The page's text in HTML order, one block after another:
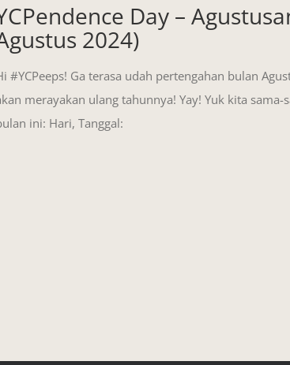
Day –
2024)
#YCPeeps! Ga terasa udah pertengahan bulan
merayakan ulang tahunnya! Yay! Yuk kita sama-
ini: Hari, Tanggal: